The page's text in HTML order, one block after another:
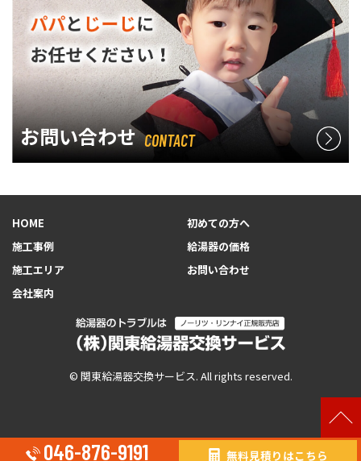
お問い合わせ CONTACT
HOME
初めての方へ
施工事例
給湯器の価格
施工エリア
お問い合わせ
会社案内
© 関東給湯器交換サービス. All rights reserved.
046-876-9191 無料見積りはこちら